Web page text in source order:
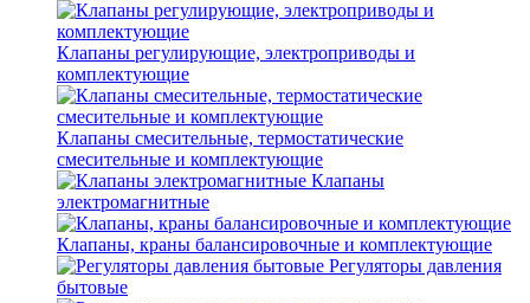
Клапаны регулирующие, электроприводы и
комплектующие
Клапаны смесительные, термостатические
смесительные и комплектующие
Клапаны
электромагнитные
Клапаны, краны балансировочные и комплектующие
Регуляторы давления
бытовые